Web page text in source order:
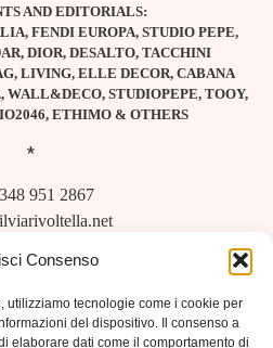
Consenso
utilizziamo tecnologie come i cookie per
del dispositivo. Il consenso a
elaborare dati come il comportamento di
AND EDITORIALS:
FENDI EUROPA, STUDIO PEPE,
DIOR, DESALTO, TACCHINI
LIVING, ELLE DECOR, CABANA
WALL&DECO, STUDIOPEPE, TOOY,
ETHIMO & OTHERS
*
951 2867